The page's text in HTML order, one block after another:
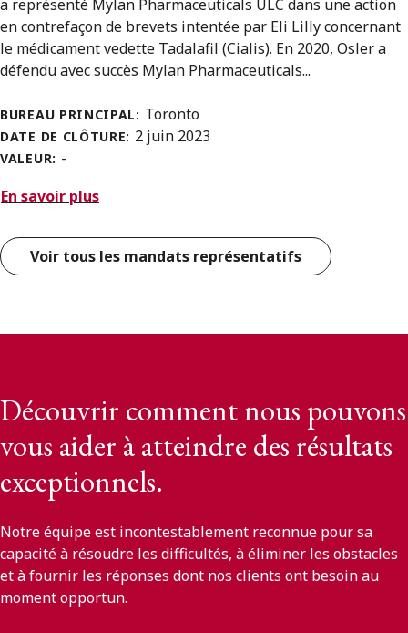
a représenté Mylan Pharmaceuticals ULC dans une action
en contrefaçon de brevets intentée par Eli Lilly concernant
le médicament vedette Tadalafil (Cialis). En 2020, Osler a
défendu avec succès Mylan Pharmaceuticals...
BUREAU PRINCIPAL: Toronto
DATE DE CLÔTURE: 2 juin 2023
VALEUR: -
En savoir plus
Voir tous les mandats représentatifs
Découvrir comment nous pouvons
vous aider à atteindre des résultats
exceptionnels.
Notre équipe est incontestablement reconnue pour sa
capacité à résoudre les difficultés, à éliminer les obstacles
et à fournir les réponses dont nos clients ont besoin au
moment opportun.